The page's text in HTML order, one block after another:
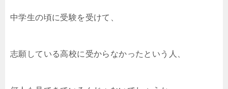
中学生の頃に受験を受けて、
志願している高校に受からなかったという人、